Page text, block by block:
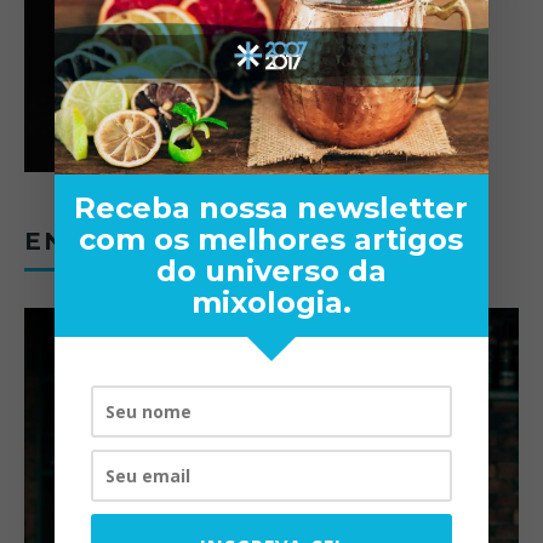
ENTREVISTAS
Receba nossa newsletter
com os melhores artigos
do universo da
mixologia.